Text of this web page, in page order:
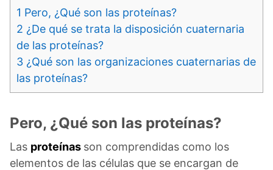
1 Pero, ¿Qué son las proteínas?
2 ¿De qué se trata la disposición cuaternaria
de las proteínas?
3 ¿Qué son las organizaciones cuaternarias de
las proteínas?
Pero, ¿Qué son las proteínas?
Las proteínas son comprendidas como los
elementos de las células que se encargan de